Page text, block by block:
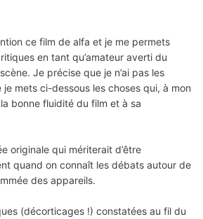
ce film de alfa et je me permets
en tant qu’amateur averti du
Je précise que je n’ai pas les
mets ci-dessous les choses qui, à mon
bonne fluidité du film et à sa
originale qui mériterait d’être
quand on connaît les débats autour de
des appareils.
(décorticages !) constatées au fil du